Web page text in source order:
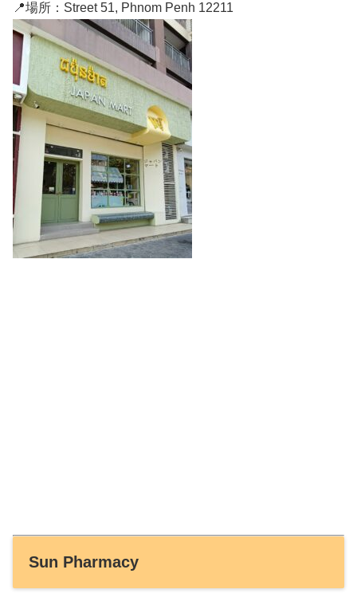
📍場所：Street 51, Phnom Penh 12211
Sun Pharmacy